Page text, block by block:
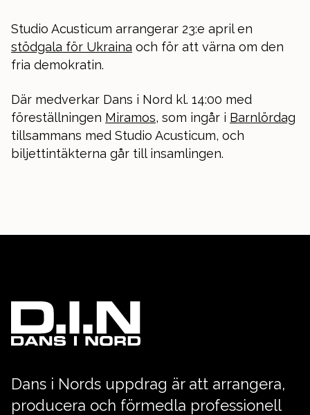
Studio Acusticum arrangerar 23:e april en
stödgala för Ukraina och för att värna om den
fria demokratin.
Där medverkar Dans i Nord kl. 14:00 med
föreställningen Miramos, som ingår i Barnlördag
tillsammans med Studio Acusticum, och
biljettintäkterna går till insamlingen.
Dans i Nords uppdrag är att arrangera,
producera och förmedla professionell